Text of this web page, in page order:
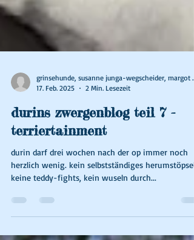
17. Feb. 2025
2 Min. Lesezeit
durins zwergenblog teil 7 -
terriertainment
durin darf drei wochen nach der op immer noch
keine teddy-fights, kein wuseln durch...